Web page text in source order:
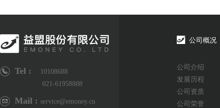
Tel :
10108688
021-61958888
Mail : service@emoney.cn
公司概况
公司介绍
发展历程
公司资质
公司荣誉